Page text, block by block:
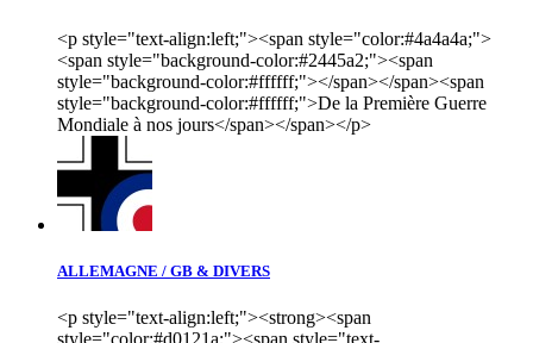
<p style="text-align:left;"><span style="color:#4a4a4a;">
<span style="background-color:#2445a2;"><span
style="background-color:#ffffff;"></span></span><span
style="background-color:#ffffff;">De la Première Guerre
Mondiale à nos jours</span></span></p>
ALLEMAGNE / GB & DIVERS
<p style="text-align:left;"><strong><span
style="color:#d0121a;"><span style="text-